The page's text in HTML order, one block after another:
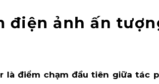
điện ảnh ấn
điểm chạm đầu tiên giữa tác